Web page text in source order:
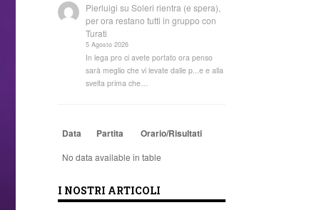
Pierluigi suSoleri rientra (e spera),
per ora restano tutti in gruppo con
Turati
5 Agosto 2026
In lega pro ci avete portato ora penso
sarà meglio che vi levate dalle p...e e alla
svelta prima che…
Data Partita Orario/Risultati
No data available in table
I NOSTRI ARTICOLI